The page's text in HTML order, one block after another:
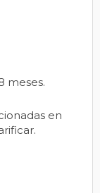
meses.
en